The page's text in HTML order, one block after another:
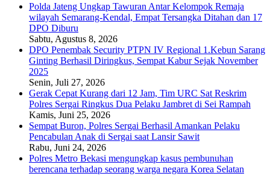
Polda Jateng Ungkap Tawuran Antar Kelompok Remaja
wilayah Semarang-Kendal, Empat Tersangka Ditahan dan 17
DPO Diburu
Sabtu, Agustus 8, 2026
DPO Penembak Security PTPN IV Regional 1.Kebun Sarang
Ginting Berhasil Diringkus, Sempat Kabur Sejak November
2025
Senin, Juli 27, 2026
Gerak Cepat Kurang dari 12 Jam, Tim URC Sat Reskrim
Polres Sergai Ringkus Dua Pelaku Jambret di Sei Rampah
Kamis, Juni 25, 2026
Sempat Buron, Polres Sergai Berhasil Amankan Pelaku
Pencabulan Anak di Sergai saat Lansir Sawit
Rabu, Juni 24, 2026
Polres Metro Bekasi mengungkap kasus pembunuhan
berencana terhadap seorang warga negara Korea Selatan